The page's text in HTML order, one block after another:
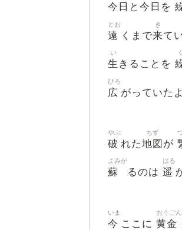
今日 と 今日 を
遠
とお
くまで来
き
て
生
い
きることを
く
広
ひろ
がっていたよ
破
やぶ
れた地図
ちず
が
蘇
よみが
るのは 遥
はる
今
いま
ここに 黄金
おうごん